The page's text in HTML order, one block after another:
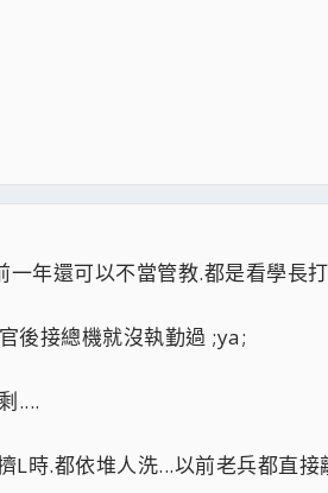
一年還可以不當管教.都是看學
後接總機就沒執勤過 ;ya;
....
L時.都依堆人洗...以前老兵都直